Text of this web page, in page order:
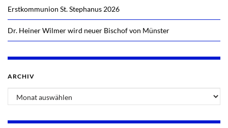
Erstkommunion St. Stephanus 2026
Dr. Heiner Wilmer wird neuer Bischof von Münster
ARCHIV
Archiv